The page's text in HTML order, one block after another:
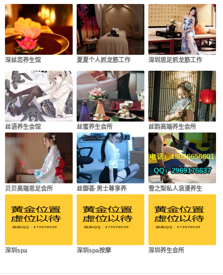
深丝恋养生馆 夏夏个人抓龙筋工作 深圳思足抓龙筋工作
丝语养生会馆 丝蜜养生会所 丝韵高端养生会所
贝贝高端思足会所 丝御荟·男士尊享养 雪之梨私人浪漫养生
深圳spa 深圳spa按摩 深圳养生会所